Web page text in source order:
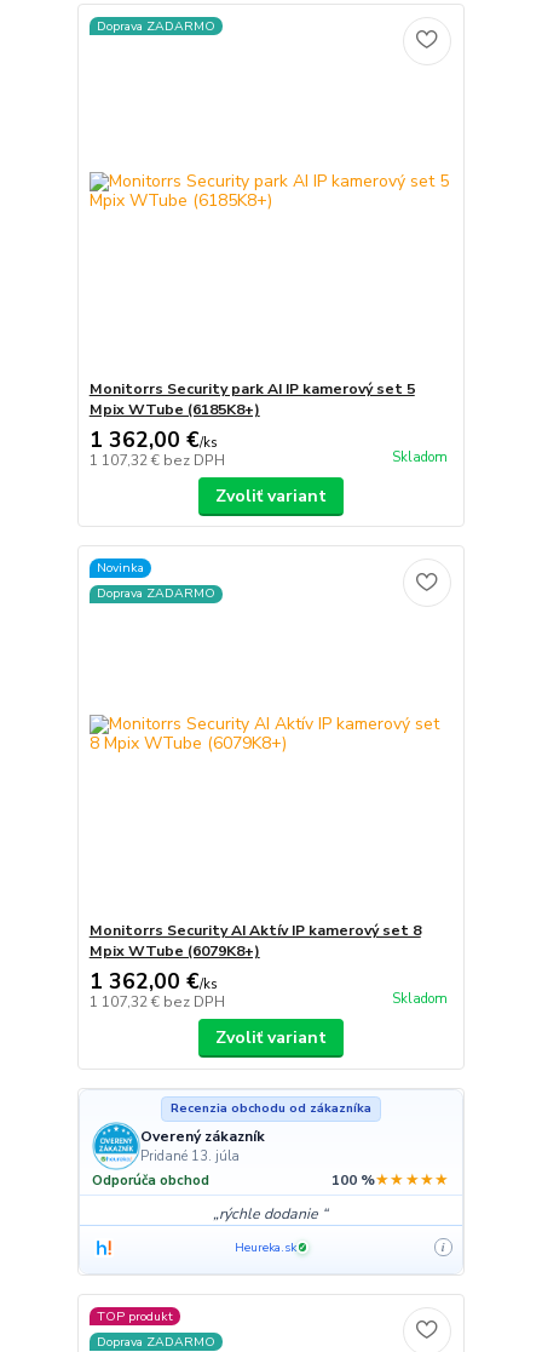
Doprava ZADARMO
Monitorrs Security park AI IP kamerový set 5
Mpix WTube (6185K8+)
1 362,00 €/ks
1 107,32 € bez DPH Skladom
Zvoliť variant
Novinka
Doprava ZADARMO
Monitorrs Security AI Aktív IP kamerový set 8
Mpix WTube (6079K8+)
1 362,00 €/ks
1 107,32 € bez DPH Skladom
Zvoliť variant
Recenzia obchodu od zákazníka
Overený zákazník
Pridané 13. júla
Odporúča obchod 100 %★★★★★
rýchle dodanie
Heureka.sk ✓ i
TOP produkt
Doprava ZADARMO